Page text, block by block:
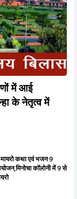
में आई
के नेतृत्व में
मायरो कथा एवं भजन 9
कॉलोनी में 9 से